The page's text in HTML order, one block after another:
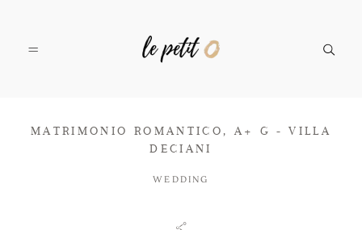
MATRIMONIO ROMANTICO, A+ G - VILLA
DECIANI
WEDDING